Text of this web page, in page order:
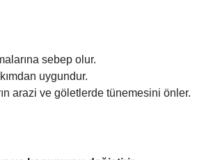
sebep olur.
uygundur.
arazi ve göletlerde tünemesini önler.